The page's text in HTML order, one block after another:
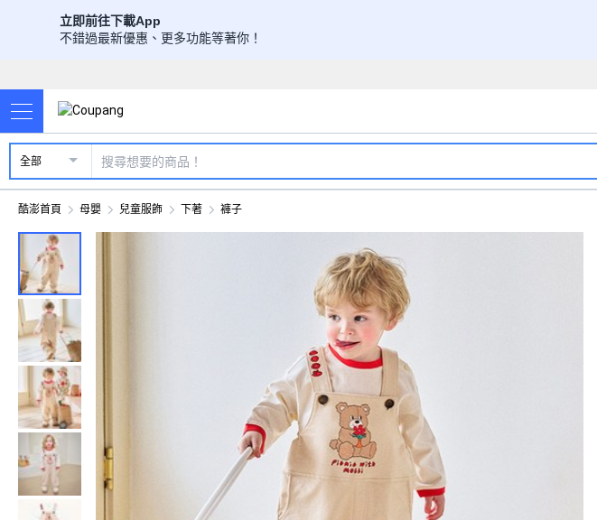
立即前往下載App
不錯過最新優惠、更多功能等著你！
全部
酷澎首頁 母嬰 兒童服飾 下著 褲子